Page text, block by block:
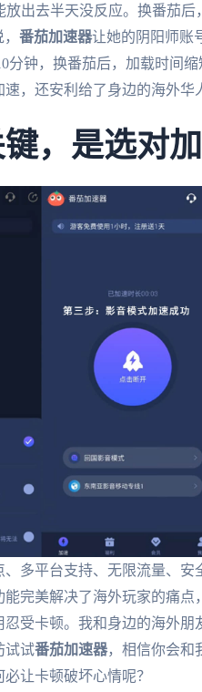
出去半天没反应。换番茄后
番茄加速器让她的阴阳师账
分钟，换番茄后，加载时间缩
，还安利给了身边的海外华
，是选对
多平台支持、无限流量、安
完美解决了海外玩家的痛点
受卡顿。我和身边的海外朋
试试番茄加速器，相信你会和
让卡顿破坏心情呢？